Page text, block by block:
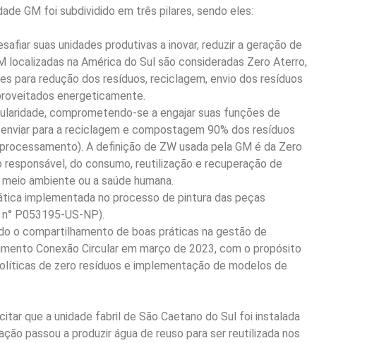
GM foi subdividido em três pilares, sendo eles:
suas unidades produtivas a inovar, reduzir a geração de
na América do Sul são consideradas Zero Aterro,
para redução dos resíduos, reciclagem, envio dos resíduos
energeticamente.
comprometendo-se a engajar suas funções de
para a reciclagem e compostagem 90% dos resíduos
A definição de ZW usada pela GM é da Zero
do consumo, reutilização e recuperação de
ambiente ou a saúde humana.
implementada no processo de pintura das peças
P053195-US-NP).
o compartilhamento de boas práticas na gestão de
Conexão Circular em março de 2023, com o propósito
de zero resíduos e implementação de modelos de
que a unidade fabril de São Caetano do Sul foi instalada
passou a produzir água de reuso para ser reutilizada nos